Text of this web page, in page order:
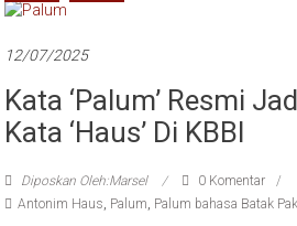
12/07/2025
Kata ‘Palum’ Resmi
Kata ‘Haus’ Di KBBI
Diposkan Oleh:Marsel
0 Komentar
Antonim Haus Palum Palum bahasa Batak